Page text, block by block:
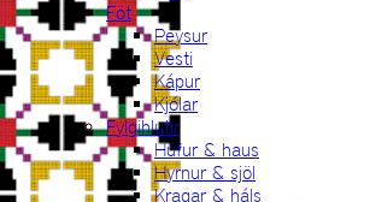
Föt
Peysur
Vesti
Kápur
Kjólar
Fylgihlutir
Húfur & haus
Hyrnur & sjöl
Kragar & háls